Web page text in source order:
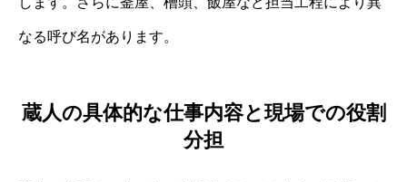
なる呼び名があります。
蔵人の具体的な仕事内容と現場での役割
分担